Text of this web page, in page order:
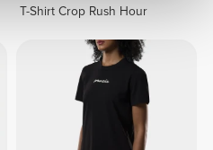
T-Shirt Crop Rush Hour